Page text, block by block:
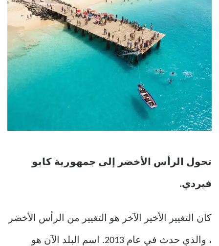
تحول الرأس الأخضر إلى جمهورية كابو
فيردي.
كان التغيير الأخير الآخر هو التغيير من الرأس الأخضر
، والذي حدث في عام 2013. اسم البلد الآن هو